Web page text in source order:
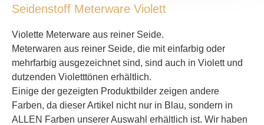
Seidenstoff Meterware Violett
Violette Meterware aus reiner Seide.
Meterwaren aus reiner Seide, die mit einfarbig oder
mehrfarbig ausgezeichnet sind, sind auch in Violett und
dutzenden Violetttönen erhältlich.
Einige der gezeigten Produktbilder zeigen andere
Farben, da dieser Artikel nicht nur in Blau, sondern in
ALLEN Farben unserer Auswahl erhältlich ist. Wir haben